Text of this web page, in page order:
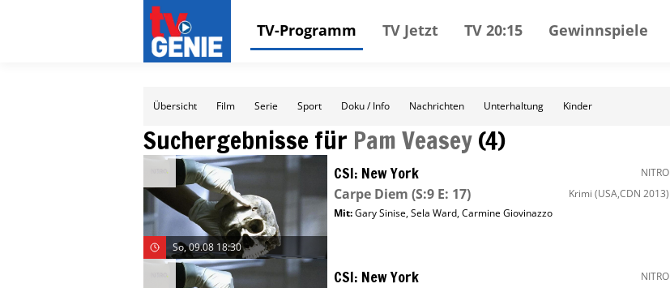
TV-Programm TV Jetzt TV 20:15 Gewinnspiele
Übersicht Film Serie Sport Doku / Info Nachrichten Unterhaltung Kinder
Suchergebnisse für Pam Veasey(4)
So, 09.08 18:30
CSI: New York NITRO
Carpe Diem (S:9 E: 17) Krimi (USA,CDN 2013)
Mit:Gary Sinise,Sela Ward,Carmine Giovinazzo
CSI: New York NITRO